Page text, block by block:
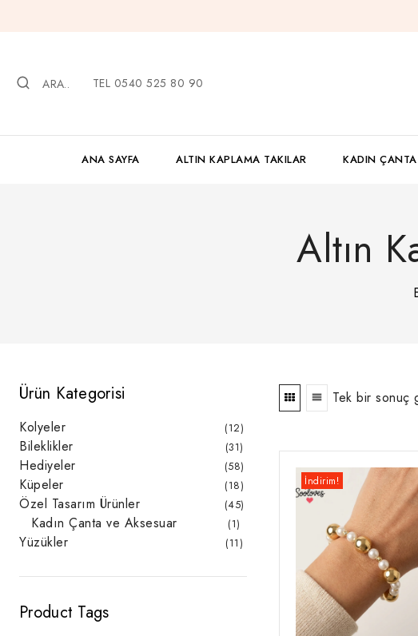
ARA.. TEL 0540 525 80 90
ANA SAYFA ALTIN KAPLAMA TAKILAR KADIN ÇANTA
Altın
Tek bir sonuç
İndirim!
Ürün Kategorisi
Kolyeler 1212
ürün
Bileklikler 3131
ürün
Hediyeler 5858
ürün
Küpeler 1818
ürün
Özel Tasarım Ürünler 4545
Kadın Çanta ve Aksesuar 11
ürün
Yüzükler 1111
Product Tags